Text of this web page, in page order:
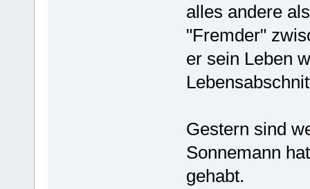
alles andere
"Fremder"
er sein Leben
Gestern sind
Sonnemann
gehabt.